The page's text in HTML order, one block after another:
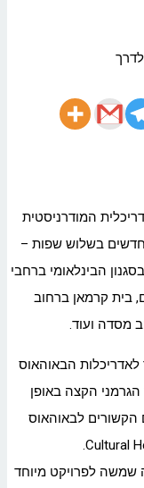
המודרניסטית
כ-70 שלטי מידע חדשים בשלוש שפות –
הבינלאומי ברחבי
בית קרמאן ברחוב
מסדה ועוד.
הספר לאדריכלות הבאוהאוס
2019, משרד החוץ הגרמני הקצה באופן
הקשורים לבאוהאוס
שמשה לפרויקט מיוחד